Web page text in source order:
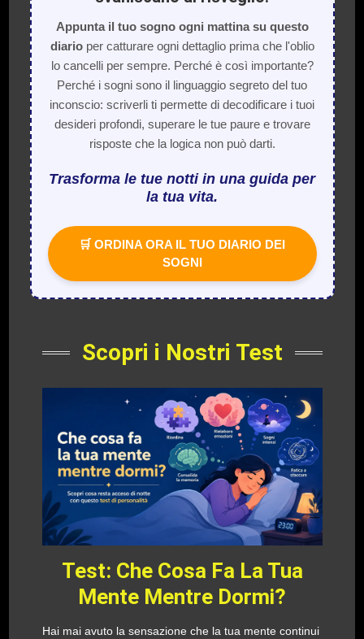
Appunta il tuo sogno ogni mattina su questo
diarioper catturare ogni dettaglio prima che l'oblio
lo cancelli per sempre. Perché è così importante?
Perché i sogni sono il linguaggio segreto del tuo
inconscio: scriverli ti permette di decodificare i tuoi
desideri profondi, superare le tue paure e trovare
risposte che la logica non può darti.
Trasforma le tue notti in una guida per
la tua vita.
🛒 ORDINA ORA IL TUO DIARIO DEI
SOGNI
Scopri i Nostri Test
Test: Che Cosa Fa La Tua
Mente Mentre Dormi?
Hai mai avuto la sensazione che la tua mente continui